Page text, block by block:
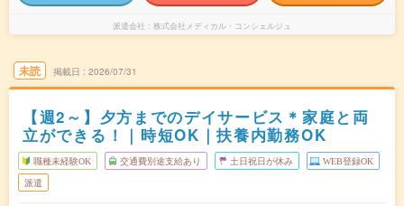
派遣会社 株式会社メディカル・コンシェルジュ
未読 掲載日 2026/07/31
【週2～】夕方までのデイサービス＊家庭と両
立ができる！｜時短OK｜扶養内勤務OK
職種未経験OK 交通費別途支給あり 土日祝日が休み WEB登録OK
派遣